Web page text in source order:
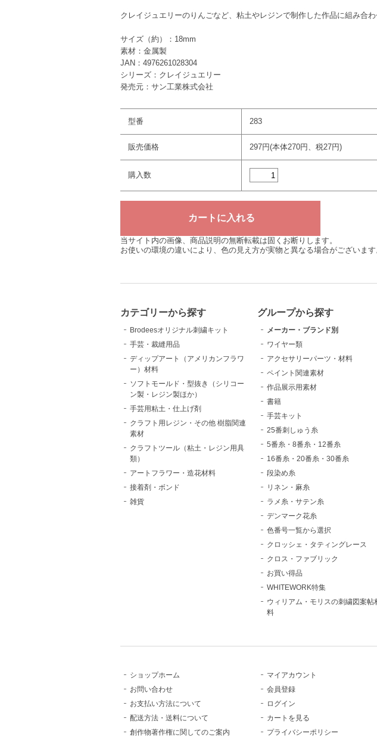
クレイジュエリーのりんごなど、粘土やレジンで制作した作品に組み合
サイズ（約）：18mm
素材：金属製
JAN：4976261028304
シリーズ：クレイジュエリー
発売元：サン工業株式会社
型番 283
販売価格 297円(本体270円、税27円)
購入数
当サイト内の画像、商品説明の無断転載は固くお断りします。
お使いの環境の違いにより、色の見え方が実物と異なる場合がございます
カテゴリーから探す
Brodeesオリジナル刺繍キット
手芸・裁縫用品
ディップアート（アメリカンフラワ
ー）材料
ソフトモールド・型抜き（シリコー
ン製・レジン製ほか）
手芸用粘土・仕上げ剤
クラフト用レジン・その他 樹脂関連
素材
クラフトツール（粘土・レジン用具
類）
アートフラワー・造花材料
接着剤・ボンド
雑貨
グループから探す
メーカー・ブランド別
ワイヤー類
アクセサリーパーツ・材料
ペイント関連素材
作品展示用素材
書籍
手芸キット
25番刺しゅう糸
5番糸・8番糸・12番糸
16番糸・20番糸・30番糸
段染め糸
リネン・麻糸
ラメ糸・サテン糸
デンマーク花糸
色番号一覧から選択
クロッシェ・タティングレース
クロス・ファブリック
お買い得品
WHITEWORK特集
ウィリアム・モリスの刺繍図案帖
料
ショップホーム
お問い合わせ
お支払い方法について
配送方法・送料について
創作物著作権に関してのご案内
マイアカウント
会員登録
ログイン
カートを見る
プライバシーポリシー